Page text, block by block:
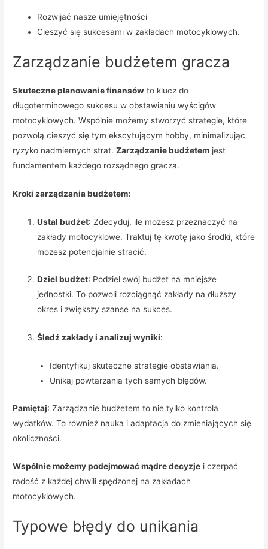
Rozwijać nasze umiejętności
Cieszyć się sukcesami w zakładach motocyklowych.
Zarządzanie budżetem gracza
Skuteczne planowanie finansów to klucz do
długoterminowego sukcesu w obstawianiu wyścigów
motocyklowych. Wspólnie możemy stworzyć strategie, które
pozwolą cieszyć się tym ekscytującym hobby, minimalizując
ryzyko nadmiernych strat.Zarządzanie budżetem jest
fundamentem każdego rozsądnego gracza.
Kroki zarządzania budżetem:
Ustal budżet: Zdecyduj, ile możesz przeznaczyć na
zakłady motocyklowe. Traktuj tę kwotę jako środki, które
możesz potencjalnie stracić.
Dziel budżet: Podziel swój budżet na mniejsze
jednostki. To pozwoli rozciągnąć zakłady na dłuższy
okres i zwiększy szanse na sukces.
Śledź zakłady i analizuj wyniki:
Identyfikuj skuteczne strategie obstawiania.
Unikaj powtarzania tych samych błędów.
Pamiętaj: Zarządzanie budżetem to nie tylko kontrola
wydatków. To również nauka i adaptacja do zmieniających się
okoliczności.
Wspólnie możemy podejmować mądre decyzje i czerpać
radość z każdej chwili spędzonej na zakładach
motocyklowych.
Typowe błędy do unikania